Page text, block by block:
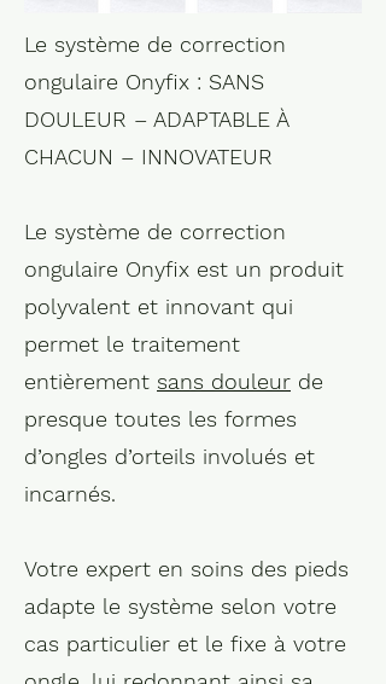
Le système de correction
ongulaire Onyfix : SANS
DOULEUR – ADAPTABLE À
CHACUN – INNOVATEUR
Le système de correction
ongulaire Onyfix est un produit
polyvalent et innovant qui
permet le traitement
entièrement sans douleur de
presque toutes les formes
d’ongles d’orteils involués et
incarnés.
Votre expert en soins des pieds
adapte le système selon votre
cas particulier et le fixe à votre